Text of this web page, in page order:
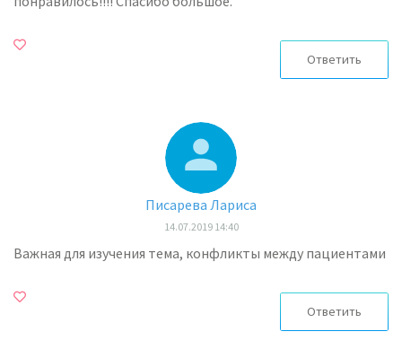
Ответить
Писарева Лариса
14.07.2019 14:40
Важная для изучения тема, конфликты между пациентами
Ответить